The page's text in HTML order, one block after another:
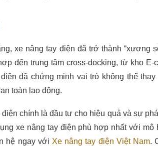
xe nâng tay điện đã trở thành “xương
đến trung tâm cross-docking, từ kho
đã chứng minh vai trò không thể
toàn lao động.
chính là đầu tư cho hiệu quả và sự
xe nâng tay điện phù hợp nhất với
hệ ngay với Xe nâng tay điện Việt Nam.